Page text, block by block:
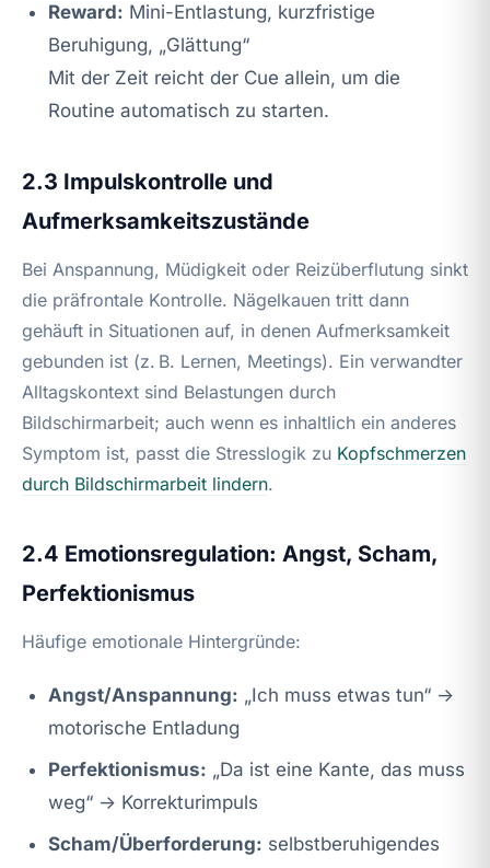
Reward: Mini-Entlastung, kurzfristige
Beruhigung, „Glättung“
Mit der Zeit reicht der Cue allein, um die
Routine automatisch zu starten.
2.3 Impulskontrolle und
Aufmerksamkeitszustände
Bei Anspannung, Müdigkeit oder Reizüberflutung sinkt
die präfrontale Kontrolle. Nägelkauen tritt dann
gehäuft in Situationen auf, in denen Aufmerksamkeit
gebunden ist (z. B. Lernen, Meetings). Ein verwandter
Alltagskontext sind Belastungen durch
Bildschirmarbeit; auch wenn es inhaltlich ein anderes
Symptom ist, passt die Stresslogik zu Kopfschmerzen
durch Bildschirmarbeit lindern.
2.4 Emotionsregulation: Angst, Scham,
Perfektionismus
Häufige emotionale Hintergründe:
Angst/Anspannung: „Ich muss etwas tun“ →
motorische Entladung
Perfektionismus: „Da ist eine Kante, das muss
weg“ → Korrekturimpuls
Scham/Überforderung: selbstberuhigendes